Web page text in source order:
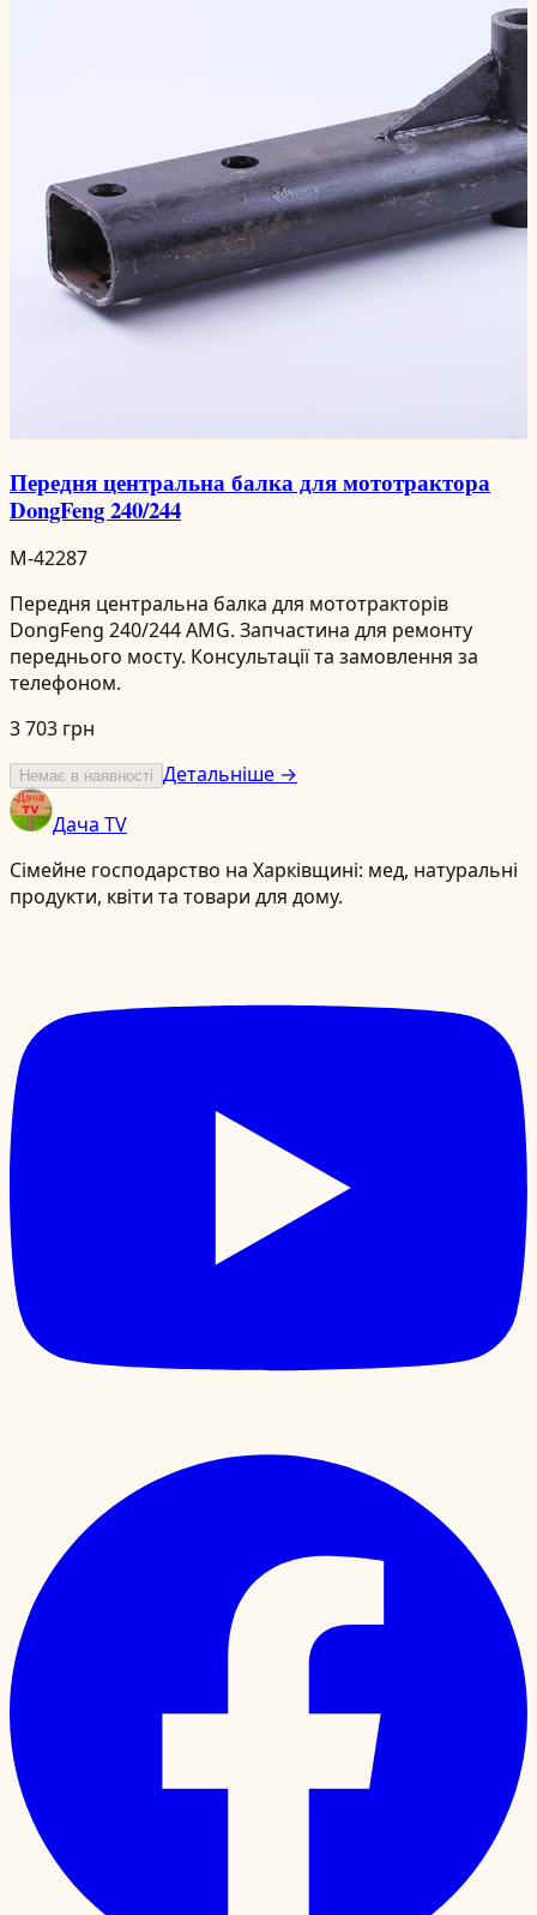
Передня центральна балка для мототрактора
DongFeng 240/244
M-42287
Передня центральна балка для мототракторів
DongFeng 240/244 AMG. Запчастина для ремонту
переднього мосту. Консультації та замовлення за
телефоном.
3 703 грн
Немає в наявності Детальніше →
Дача TV
Сімейне господарство на Харківщині: мед, натуральні
продукти, квіти та товари для дому.